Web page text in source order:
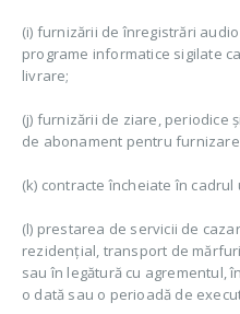
(i) furnizării de înregistrări
programe informatice sigilate
livrare;
(j) furnizării de ziare, periodice
de abonament pentru
(k) contracte încheiate în
(l) prestarea de servicii de
rezidențial, transport de
sau în legătură cu agrementul,
o dată sau o perioadă de